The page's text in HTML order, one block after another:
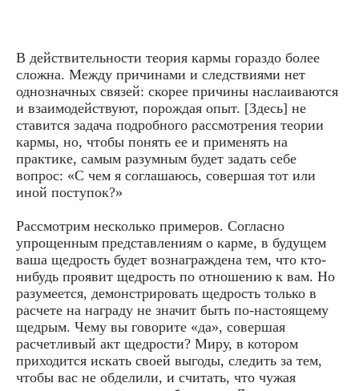
В действительности теория кармы гораздо более
сложна. Между причинами и следствиями нет
однозначных связей: скорее причины наслаиваются
и взаимодействуют, порождая опыт. [Здесь] не
ставится задача подробного рассмотрения теории
кармы, но, чтобы понять ее и применять на
практике, самым разумным будет задать себе
вопрос: «С чем я соглашаюсь, совершая тот или
иной поступок?»
Рассмотрим несколько примеров. Согласно
упрощенным представлениям о карме, в будущем
ваша щедрость будет вознаграждена тем, что кто-
нибудь проявит щедрость по отношению к вам. Но
разумеется, демонстрировать щедрость только в
расчете на награду не значит быть по-настоящему
щедрым. Чему вы говорите «да», совершая
расчетливый акт щедрости? Миру, в котором
приходится искать своей выгоды, следить за тем,
чтобы вас не обделили, и считать, что чужая